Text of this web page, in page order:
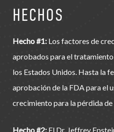
HECHOS
Hecho #1:Los factores de
aprobados para el
los Estados Unidos. Hasta la
aprobación de la FDA para el
crecimiento para la pérdida
Hecho #2:El Dr. Jeffrey